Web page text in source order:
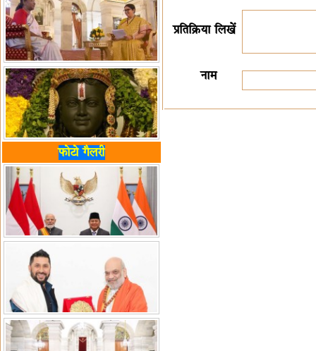
फोटो गैलरी
प्रतिक्रिया लिखें
नाम